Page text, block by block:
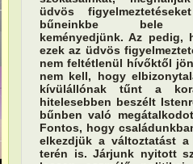
üdvös
bűneinkbe bele
keményedjünk. Az pedig,
ezek az üdvös
nem feltétlenül hívőktől
nem kell, hogy
kívülállónak tűnt a
hitelesebben beszélt
bűnben való
Fontos, hogy
elkezdjük a változtatást
terén is. Járjunk nyitott